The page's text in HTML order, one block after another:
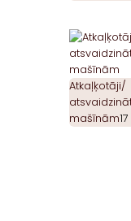
Atkaļķotāji/
mašīnām